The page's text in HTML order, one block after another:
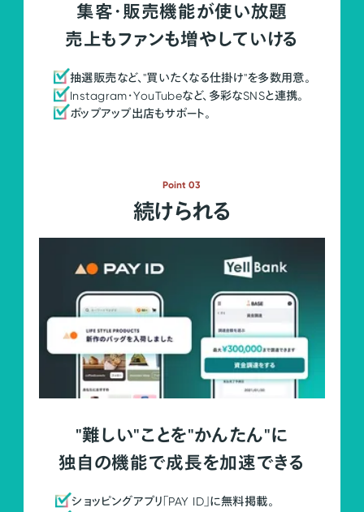
集客・販売機能が使い放題
売上もファンも増やしていける
抽選販売など、"買いたくなる仕掛け"を多数用意。
Instagram・YouTubeなど、多彩なSNSと連携。
ポップアップ出店もサポート。
Point 03
続けられる
"難しい"ことを"かんたん"に
独自の機能で成長を加速できる
ショッピングアプリ「PAY ID」に無料掲載。